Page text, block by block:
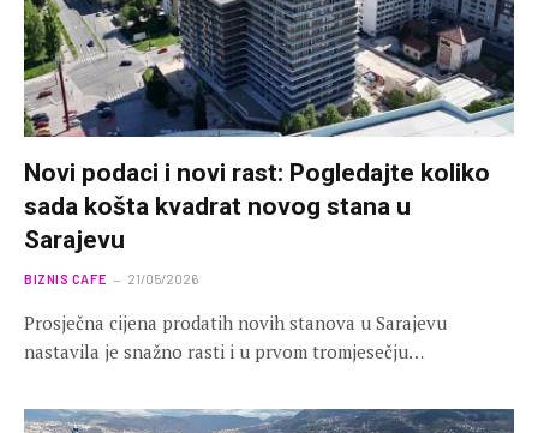
Novi podaci i novi rast: Pogledajte koliko
sada košta kvadrat novog stana u
Sarajevu
BIZNIS CAFE 21/05/2026
Prosječna cijena prodatih novih stanova u Sarajevu
nastavila je snažno rasti i u prvom tromjesečju…